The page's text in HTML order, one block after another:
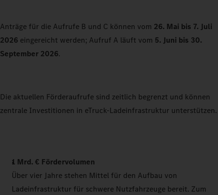
Anträge für die Aufrufe B und C können vom 26. Mai bis 7. Juli
2026 eingereicht werden; Aufruf A läuft vom 5. Juni bis 30.
September 2026.
Die aktuellen Förderaufrufe sind zeitlich begrenzt und können
zentrale Investitionen in eTruck-Ladeinfrastruktur unterstützen.
1 Mrd. € Fördervolumen
Über vier Jahre stehen Mittel für den Aufbau von
Ladeinfrastruktur für schwere Nutzfahrzeuge bereit. Zum